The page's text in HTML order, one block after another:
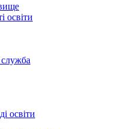
освіти
освіти